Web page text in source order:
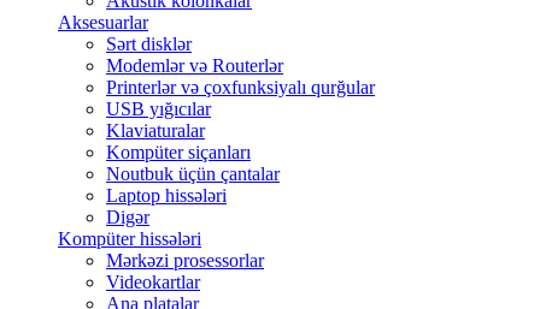
Aksesuarlar
Sərt disklər
Modemlər və Routerlər
Printerlər və çoxfunksiyalı qurğular
USB yığıcılar
Klaviaturalar
Kompüter siçanları
Noutbuk üçün çantalar
Laptop hissələri
Digər
Kompüter hissələri
Mərkəzi prosessorlar
Videokartlar
Ana platalar